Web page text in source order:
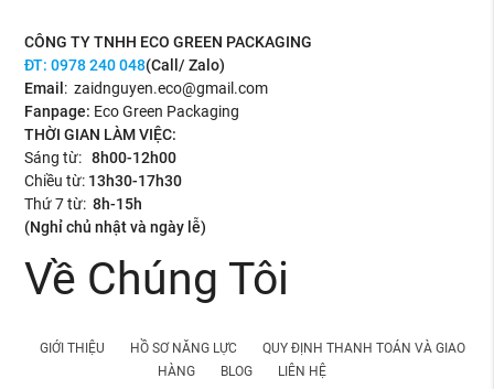
CÔNG TY TNHH ECO GREEN PACKAGING
ĐT:0978 240 048(Call/ Zalo)
Email : zaidnguyen.eco@gmail.com
Fanpage: Eco Green Packaging
THỜI GIAN LÀM VIỆC:
Sáng từ:8h00-12h00
Chiều từ: 13h30-17h30
Thứ 7 từ:8h-15h
(Nghỉ chủ nhật và ngày lễ)
Về Chúng Tôi
GIỚI THIỆU HỒ SƠ NĂNG LỰC
QUY ĐỊNH THANH TOÁN VÀ GIAO
HÀNG
BLOG LIÊN HỆ